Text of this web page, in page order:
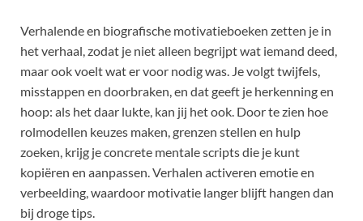
Verhalende en biografische motivatieboeken zetten je in
het verhaal, zodat je niet alleen begrijpt wat iemand deed,
maar ook voelt wat er voor nodig was. Je volgt twijfels,
misstappen en doorbraken, en dat geeft je herkenning en
hoop: als het daar lukte, kan jij het ook. Door te zien hoe
rolmodellen keuzes maken, grenzen stellen en hulp
zoeken, krijg je concrete mentale scripts die je kunt
kopiëren en aanpassen. Verhalen activeren emotie en
verbeelding, waardoor motivatie langer blijft hangen dan
bij droge tips.